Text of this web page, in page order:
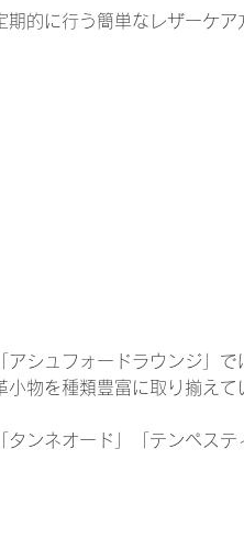
期的に行う簡単なレザーケア
「アシュフォードラウンジ」
小物を種類豊富に取り揃えて
「タンネオード」「テンペス